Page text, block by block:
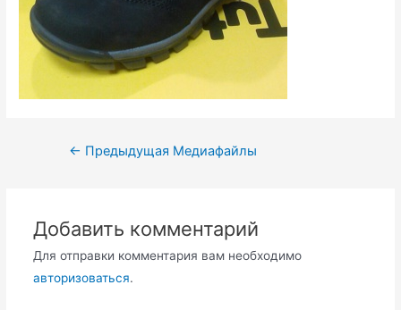
Навигация
← Предыдущая Медиафайлы
Добавить комментарий
Для отправки комментария вам необходимо
авторизоваться.